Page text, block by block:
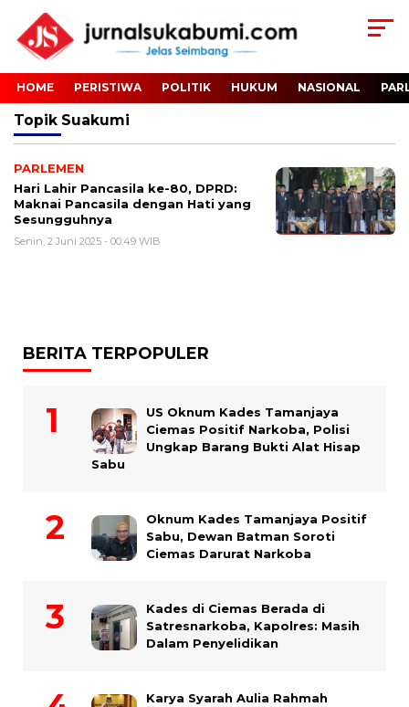
HOME PERISTIWA POLITIK HUKUM NASIONAL
Topik Suakumi
PARLEMEN
Hari Lahir Pancasila ke-80, DPRD:
Maknai Pancasila dengan Hati yang
Sesungguhnya
Senin, 2 Juni 2025 - 00:49 WIB
BERITA TERPOPULER
US Oknum Kades Tamanjaya
Ciemas Positif Narkoba, Polisi
Ungkap Barang Bukti Alat Hisap
Sabu
Oknum Kades Tamanjaya Positif
Sabu, Dewan Batman Soroti
Ciemas Darurat Narkoba
Kades di Ciemas Berada di
Satresnarkoba, Kapolres: Masih
Dalam Penyelidikan
Karya Syarah Aulia Rahmah